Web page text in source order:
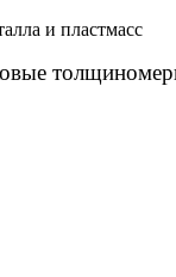
и пластмасс